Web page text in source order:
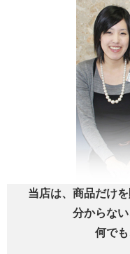
当店は、商品だけ
分からな
何でも